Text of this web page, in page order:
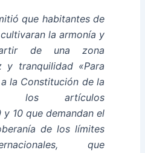
que habitantes de
la armonía y
de una zona
y tranquilidad «Para
la Constitución de la
los artículos
10 que demandan el
de los límites
que